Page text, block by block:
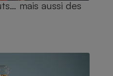
mais aussi des